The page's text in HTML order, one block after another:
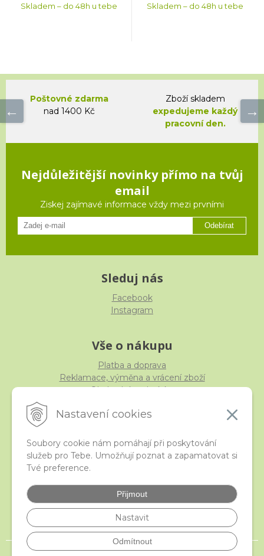
Nastavení cookies
Soubory cookie nám pomáhají při poskytování
služeb pro Tebe. Umožňují poznat a zapamatovat si
Tvé preference.
Přijmout
Nastavit
Odmítnout
Skladem – do 48h u tebe Skladem – do 48h u tebe
Poštovné zdarma
nad 1400 Kč
Zboží skladem
expedujeme každý
pracovní den.
Nejdůležitější novinky přímo na tvůj
email
Ziskej zajímavé informace vždy mezi prvními
Odebírat
Sleduj nás
Facebook
Instagram
Vše o nákupu
Platba a doprava
Reklamace, výměna a vrácení zboží
Obchodní podmínky
iStraka
Velkoobchod
Nejčastější otázky
České puncovní značky
© 2026 istraka.cz - nejtřpytivější korálky a polodrahokamy široko daleko •